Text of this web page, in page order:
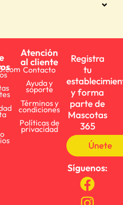
Atención
al cliente
Contacto
Ayuda y
soporte
Términos y
condiciones
Políticas de
privacidad
Registra
tu
y forma
parte de
Mascotas
365
Únete
Síguenos: